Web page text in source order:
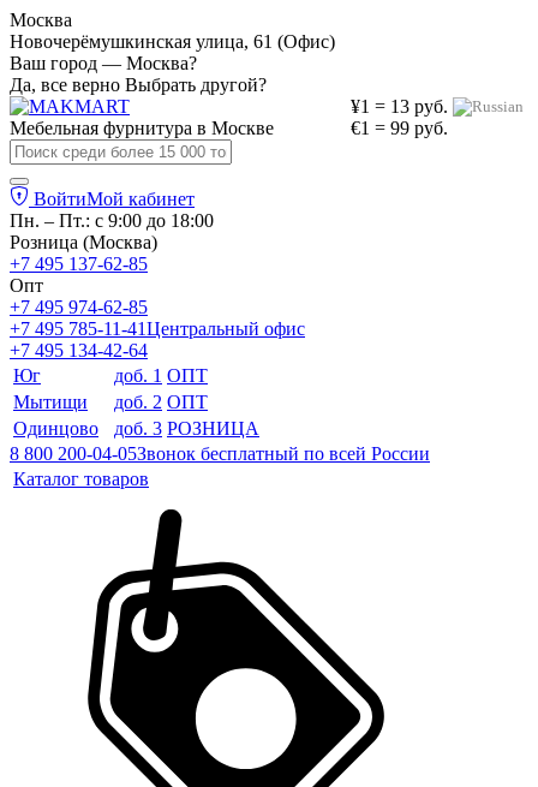
Москва
Новочерёмушкинская улица, 61 (Офис)
Ваш город — Москва?
Да, все верно Выбрать другой?
¥1 = 13 руб.
€1 = 99 руб.
Мебельная фурнитура в Москве
ВойтиМой кабинет
Пн. – Пт.: с 9:00 до 18:00
Розница (Москва)
+7 495 137-62-85
Опт
+7 495 974-62-85
+7 495 785-11-41Центральный офис
+7 495 134-42-64
Юг
доб. 1 ОПТ
Мытищи
доб. 2 ОПТ
Одинцово
доб. 3 РОЗНИЦА
8 800 200-04-05Звонок бесплатный по всей России
Каталог товаров